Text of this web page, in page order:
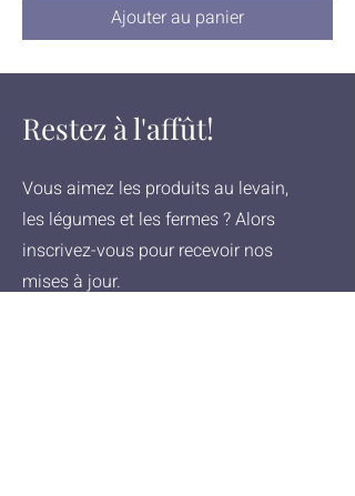
Ajouter au panier
Restez à l'affût!
Vous aimez les produits au levain,
les légumes et les fermes ? Alors
inscrivez-vous pour recevoir nos
mises à jour.